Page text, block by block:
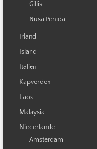
Gillis
Nusa Penida
Irland
Island
Italien
Kapverden
Laos
Malaysia
Niederlande
Amsterdam